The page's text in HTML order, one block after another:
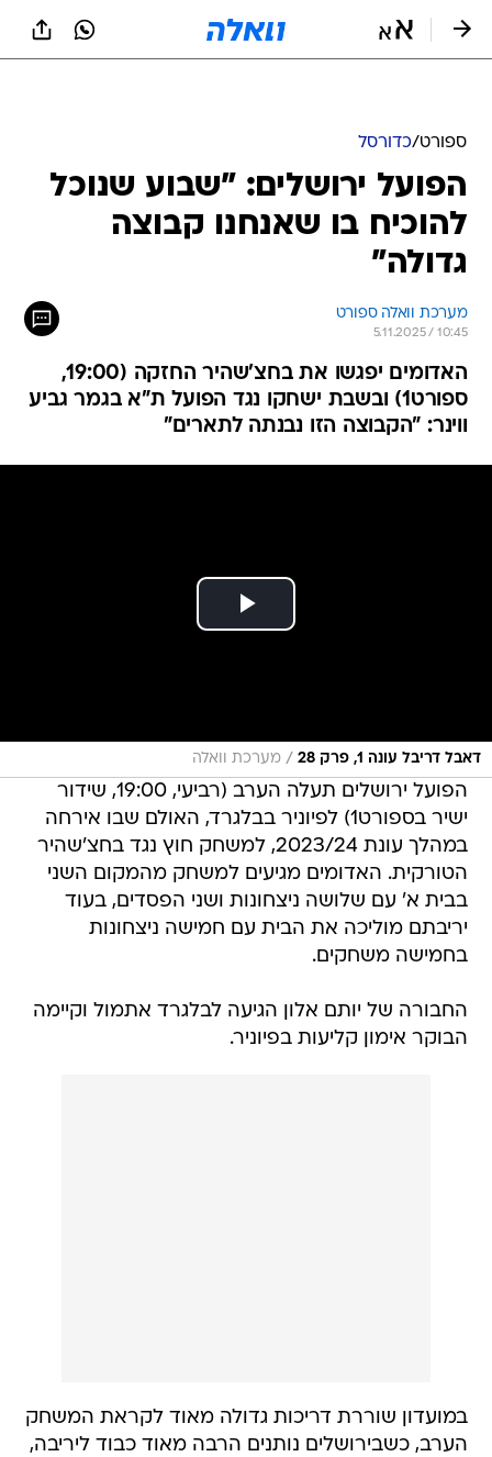
ספורט/כדורסל
הפועל ירושלים: "שבוע שנוכל
להוכיח בו שאנחנו קבוצה
גדולה"
מערכת וואלה ספורט
5.11.2025 / 10:45
האדומים יפגשו את בחצ'שהיר החזקה (19:00,
ספורט1) ובשבת ישחקו נגד הפועל ת"א בגמר גביע
ווינר: "הקבוצה הזו נבנתה לתארים"
דאבל דריבל עונה 1, פרק 28 / מערכת וואלה
הפועל ירושלים תעלה הערב (רביעי, 19:00, שידור
ישיר בספורט1) לפיוניר בבלגרד, האולם שבו אירחה
במהלך עונת 2023/24, למשחק חוץ נגד בחצ'שהיר
הטורקית. האדומים מגיעים למשחק מהמקום השני
בבית א' עם שלושה ניצחונות ושני הפסדים, בעוד
יריבתם מוליכה את הבית עם חמישה ניצחונות
בחמישה משחקים.
החבורה של יותם אלון הגיעה לבלגרד אתמול וקיימה
הבוקר אימון קליעות בפיוניר.
במועדון שוררת דריכות גדולה מאוד לקראת המשחק
הערב, כשבירושלים נותנים הרבה מאוד כבוד ליריבה,